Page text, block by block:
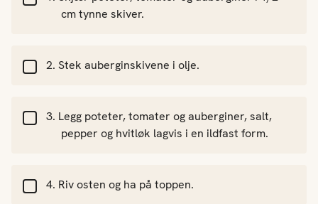
cm tynne skiver.
Stek auberginskivene i olje.
Legg poteter, tomater og auberginer, salt,
pepper og hvitløk lagvis i en ildfast form.
Riv osten og ha på toppen.